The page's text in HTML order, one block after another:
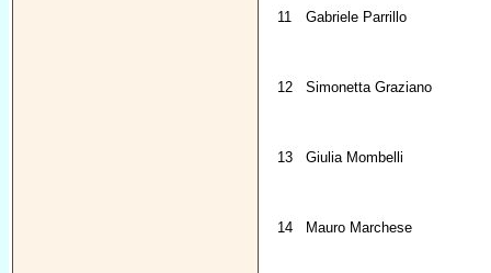
11 Gabriele Parrillo
12 Simonetta Graziano
13 Giulia Mombelli
14 Mauro Marchese